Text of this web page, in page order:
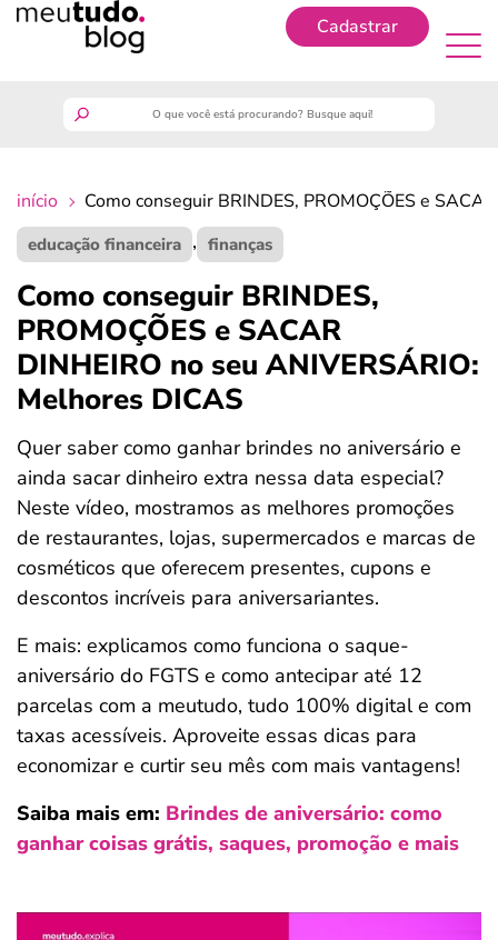
Cadastrar
guia do trabalhador
finanças
benefícios
crédito fácil
últimas notícias
ferramentas
início Como conseguir BRINDES, PROMOÇÕES e
educação financeira , finanças
Como conseguir BRINDES,
PROMOÇÕES e SACAR
DINHEIRO no seu ANIVERSÁRIO:
Melhores DICAS
Quer saber como ganhar brindes no aniversário e
ainda sacar dinheiro extra nessa data especial?
Neste vídeo, mostramos as melhores promoções
de restaurantes, lojas, supermercados e marcas de
cosméticos que oferecem presentes, cupons e
descontos incríveis para aniversariantes.
E mais: explicamos como funciona o saque-
aniversário do FGTS e como antecipar até 12
parcelas com a meutudo, tudo 100% digital e com
taxas acessíveis. Aproveite essas dicas para
economizar e curtir seu mês com mais vantagens!
Saiba mais em: Brindes de aniversário: como
ganhar coisas grátis, saques, promoção e mais